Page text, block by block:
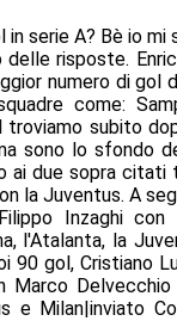
serie A? Bè io
risposte.
numero di gol
come:
troviamo subito
sono lo sfondo
ai due sopra
la Juventus. A
Inzaghi
l'Atalanta, la
gol, Cristiano
e Milan|inviato